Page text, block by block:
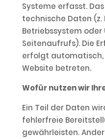
Systeme erfasst.
technische Daten (z.
Betriebssystem oder
Seitenaufrufs). Die
erfolgt automatisch,
Website betreten.
Wofür nutzen wir
Ein Teil der Daten
fehlerfreie
gewährleisten.